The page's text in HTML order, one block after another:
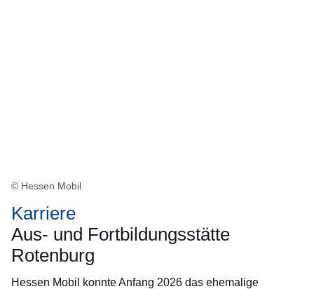
© Hessen Mobil
Karriere
Aus- und Fortbildungsstätte
Rotenburg
Hessen Mobil konnte Anfang 2026 das ehemalige